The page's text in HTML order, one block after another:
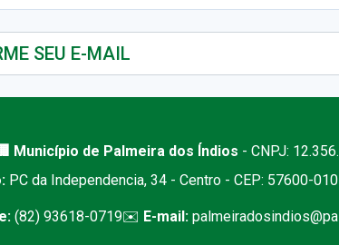
Município de Palmeira dos Índios - CNPJ:
PC da Independencia, 34 - Centro - CEP: 57600-
(82) 93618-0719✉️ E-mail: